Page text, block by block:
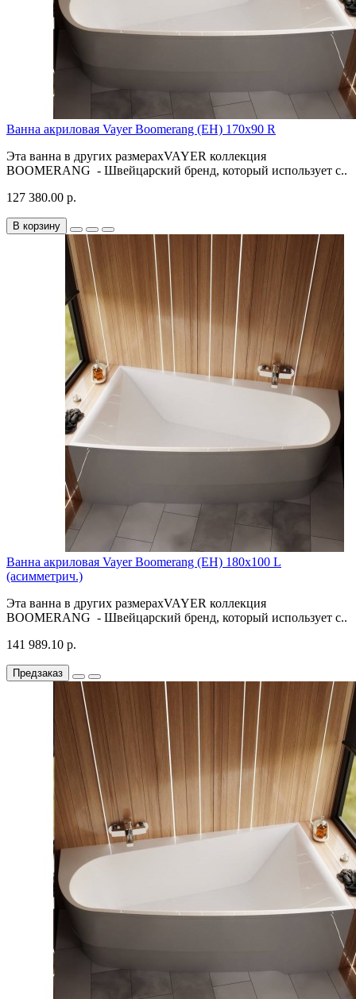
Ванна акриловая Vayer Boomerang (EH) 170x90 R
Эта ванна в других размерахVAYER коллекция
BOOMERANG - Швейцарский бренд, который использует с..
127 380.00 р.
В корзину
Ванна акриловая Vayer Boomerang (EH) 180x100 L
(асимметрич.)
Эта ванна в других размерахVAYER коллекция
BOOMERANG - Швейцарский бренд, который использует с..
141 989.10 р.
Предзаказ